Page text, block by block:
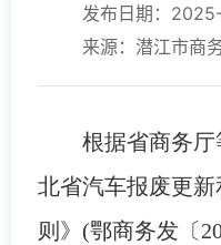
发布日期：
来源：潜江市商
根据省商务厅
北省汽车报废更
则》(鄂商务发〔